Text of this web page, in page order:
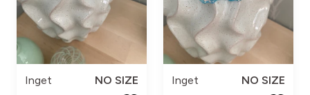
Inget
NO SIZE
Inget
NO SIZE